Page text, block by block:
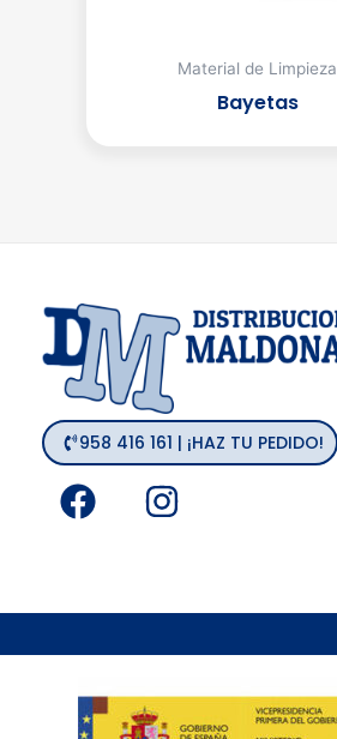
Material de Limpieza
Bayetas
958 416 161 | ¡HAZ TU PEDIDO!
F
a
b
o
o
I
n
a
g
r